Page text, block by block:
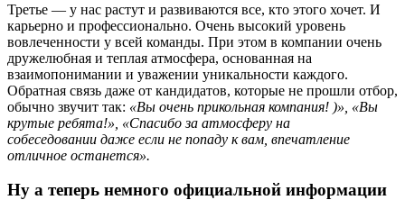
Третье — у нас растут и развиваются все, кто этого хочет. И
карьерно и профессионально. Очень высокий уровень
вовлеченности у всей команды. При этом в компании очень
дружелюбная и теплая атмосфера, основанная на
взаимопонимании и уважении уникальности каждого.
Обратная связь даже от кандидатов, которые не прошли отбор,
обычно звучит так: «Вы очень прикольная компания! )», «Вы
крутые ребята!», «Спасибо за атмосферу на
собеседовании даже если не попаду к вам, впечатление
отличное останется».
Ну а теперь немного официальной информации